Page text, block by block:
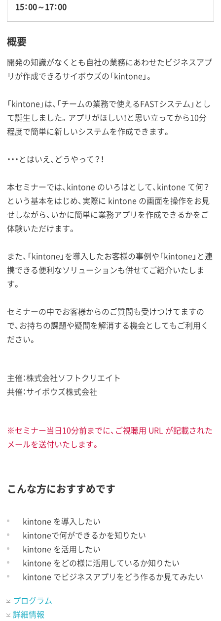
15：00～17：00
概要
開発の知識がなくとも自社の業務にあわせたビジネスアプ
リが作成できるサイボウズの「kintone」。
「kintone」は、「チームの業務で使えるFASTシステム」とし
て誕生しました。アプリがほしい！と思い立ってから10分
程度で簡単に新しいシステムを作成できます。
・・・とはいえ、どうやって？！
本セミナーでは、kintone のいろはとして、kintone て何？
という基本をはじめ、実際に kintone の画面を操作をお見
せしながら、いかに簡単に業務アプリを作成できるかをご
体験いただけます。
また、「kintone」を導入したお客様の事例や「kintone」と連
携できる便利なソリューションも併せてご紹介いたしま
す。
セミナーの中でお客様からのご質問も受けつけてますの
で、お持ちの課題や疑問を解消する機会としてもご利用く
ださい。
主催：株式会社ソフトクリエイト
共催：サイボウズ株式会社
※セミナー当日10分前までに、ご視聴用 URL が記載された
メールを送付いたします。
こんな方におすすめです
kintone を導入したい
kintoneで何ができるかを知りたい
kintone を活用したい
kintone をどの様に活用しているか知りたい
kintone でビジネスアプリをどう作るか見てみたい
プログラム
詳細情報